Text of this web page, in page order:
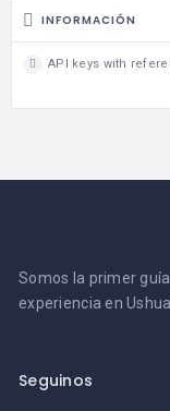
INFORMACIÓN
API keys with
Somos la primer
experiencia en
Seguinos